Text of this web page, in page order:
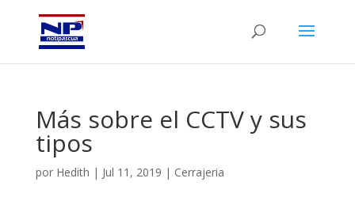
Más sobre el CCTV y sus
tipos
por Hedith | Jul 11, 2019 | Cerrajeria